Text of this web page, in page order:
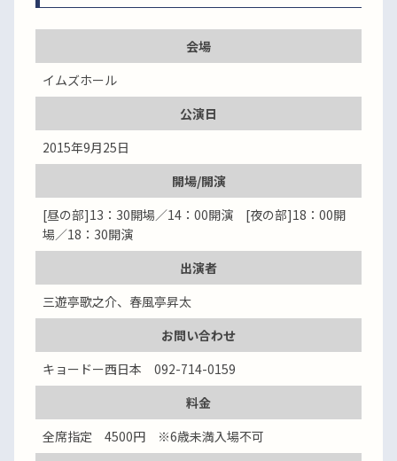
会場
イムズホール
公演日
2015年9月25日
開場/開演
[昼の部]13：30開場／14：00開演 [夜の部]18：00開
場／18：30開演
出演者
三遊亭歌之介、春風亭昇太
お問い合わせ
キョードー西日本 092-714-0159
料金
全席指定 4500円 ※6歳未満入場不可